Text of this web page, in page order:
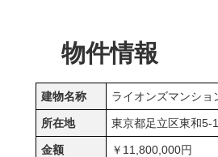
物件情報
建物名称 ライオンズマンショ
所在地 東京都足立区東和5-
金额 ￥11,800,000円